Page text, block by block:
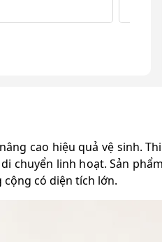
cao hiệu quả vệ sinh.
chuyển linh hoạt. Sản
có diện tích lớn.